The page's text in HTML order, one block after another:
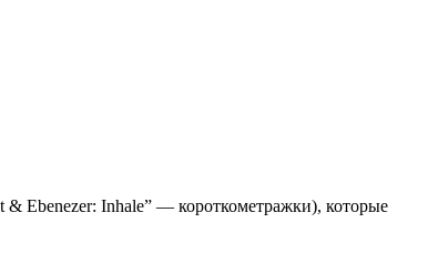
& Ebenezer: Inhale” — короткометражки), которые